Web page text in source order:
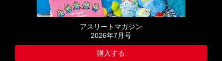
アスリートマガジン
2026年7月号
購入する